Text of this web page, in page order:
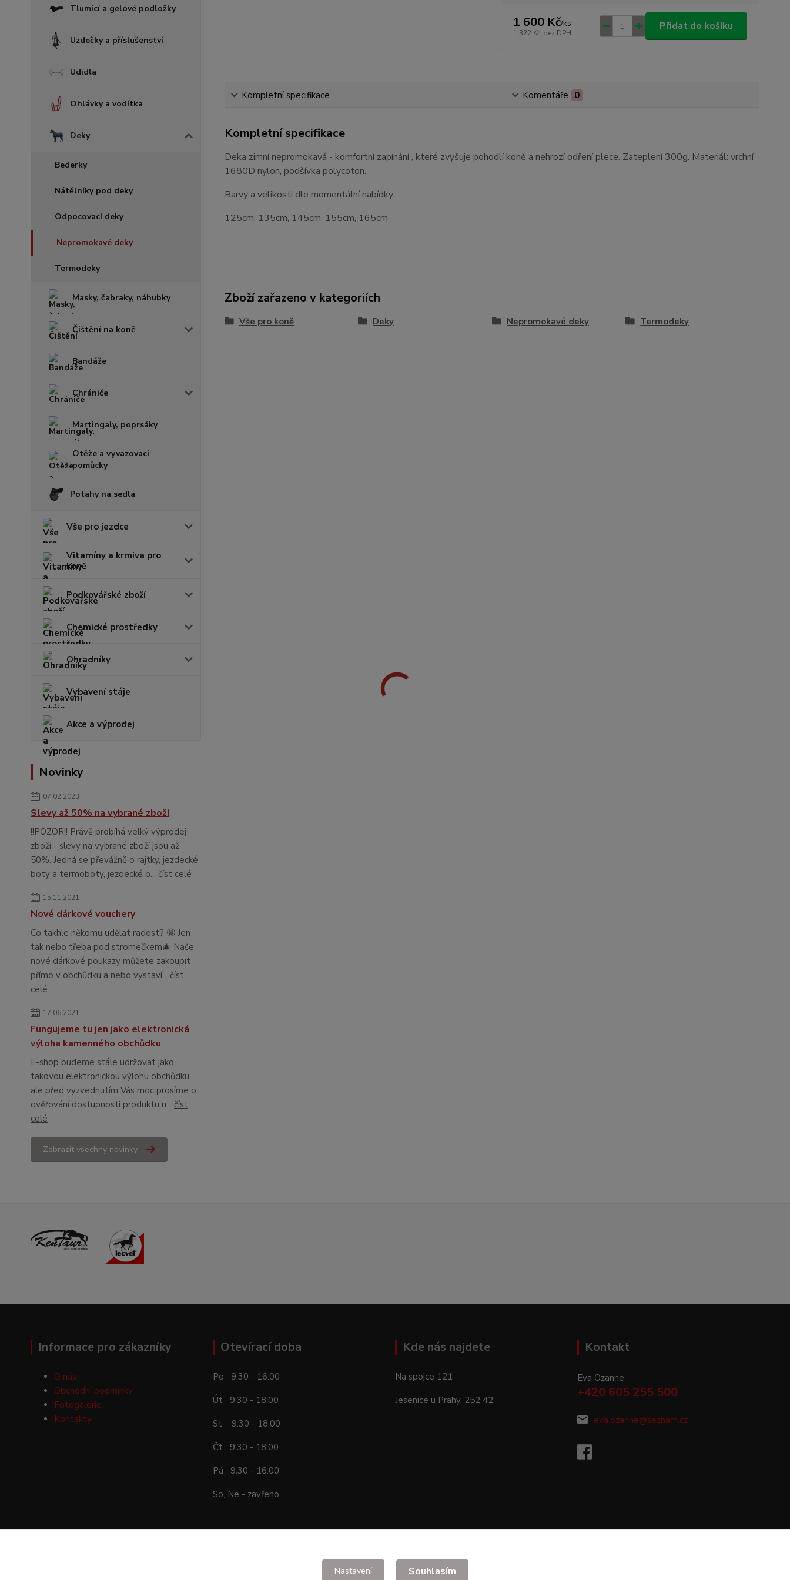
Tlumící a gelové podložky
Uzdečky a příslušenství
Udidla
Ohlávky a vodítka
Deky
Bederky
Nátělníky pod deky
Odpocovací deky
Nepromokavé deky
Termodeky
Masky, čabraky, náhubky
Čištění na koně
Bandáže
Chrániče
Martingaly, poprsáky
Otěže a vyvazovací
pomůcky
Potahy na sedla
Vše pro jezdce
Vitamíny a krmiva pro
koně
Podkovářské zboží
Chemické prostředky
Ohradníky
Vybavení stáje
Akce a výprodej
Novinky
07.02.2023
Slevy až 50% na vybrané zboží
!!POZOR!! Právě probíhá velký výprodej
zboží - slevy na vybrané zboží jsou až
50%. Jedná se převážně o rajtky, jezdecké
boty a termoboty, jezdecké b... číst celé
15.11.2021
Nové dárkové vouchery
Co takhle někomu udělat radost? 🤩 Jen
tak nebo třeba pod stromečkem🎄 Naše
nové dárkové poukazy můžete zakoupit
přímo v obchůdku a nebo vystaví... číst
celé
17.06.2021
Fungujeme tu jen jako elektronická
výloha kamenného obchůdku
E-shop budeme stále udržovat jako
takovou elektronickou výlohu obchůdku,
ale před vyzvednutím Vás moc prosíme o
ověřování dostupnosti produktu n... číst
celé
Zobrazit všechny novinky
1 600 Kč/ks
1 322 Kč bez DPH
Přidat do košíku
Kompletní specifikace Komentáře 0
Kompletní specifikace
Deka zimní nepromokavá - komfortní zapínání , které zvyšuje pohodlí koně a nehrozí odření plece. Zateplení 300g. Materiál: vrchní
1680D nylon, podšívka polycoton.
Barvy a velikosti dle momentální nabídky.
125cm, 135cm, 145cm, 155cm, 165cm
Zboží zařazeno v kategoriích
Vše pro koně Deky Nepromokavé deky Termodeky
Informace pro zákazníky
O nás
Obchodní podmínky
Fotogalerie
Kontakty
Otevírací doba
Po 9:30 - 16:00
Út 9:30 - 18:00
St 9:30 - 18:00
Čt 9:30 - 18:00
Pá 9:30 - 16:00
So, Ne - zavřeno
Kde nás najdete
Na spojce 121
Jesenice u Prahy, 252 42
Kontakt
Eva Ozanne
+420 605 255 500
eva.ozanne@seznam.cz
Nastavení Souhlasím